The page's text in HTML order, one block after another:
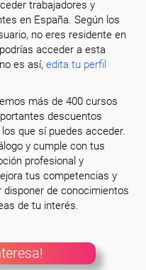
trabajadores y
en España. Según los
no eres residente en
acceder a esta
es así,edita tu perfil
más de 400 cursos
descuentos
que sí puedes acceder.
y cumple con tus
profesional y
tus competencias y
disponer de conocimientos
de tu interés.